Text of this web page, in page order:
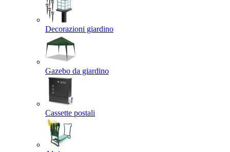
Decorazioni giardino
Gazebo da giardino
Cassette postali